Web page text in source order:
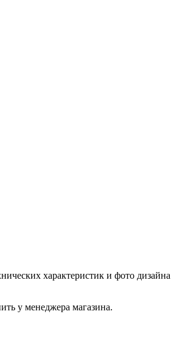
характеристик и фото дизайна
у менеджера магазина.